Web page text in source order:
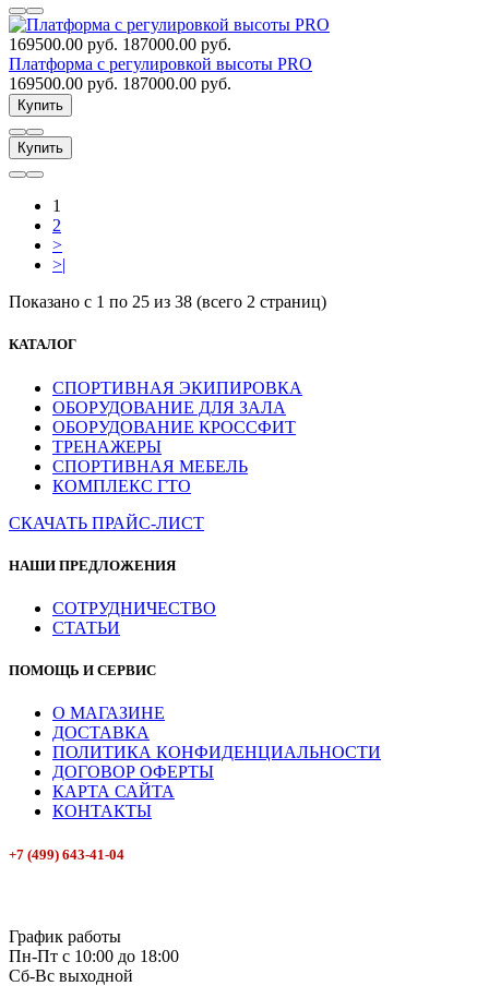
169500.00 руб. 187000.00 руб.
Платформа с регулировкой высоты PRO
169500.00 руб. 187000.00 руб.
Купить
Купить
1
2
>
>|
Показано с 1 по 25 из 38 (всего 2 страниц)
КАТАЛОГ
СПОРТИВНАЯ ЭКИПИРОВКА
ОБОРУДОВАНИЕ ДЛЯ ЗАЛА
ОБОРУДОВАНИЕ КРОССФИТ
ТРЕНАЖЕРЫ
СПОРТИВНАЯ МЕБЕЛЬ
КОМПЛЕКС ГТО
СКАЧАТЬ ПРАЙС-ЛИСТ
НАШИ ПРЕДЛОЖЕНИЯ
СОТРУДНИЧЕСТВО
СТАТЬИ
ПОМОЩЬ И СЕРВИС
О МАГАЗИНЕ
ДОСТАВКА
ПОЛИТИКА КОНФИДЕНЦИАЛЬНОСТИ
ДОГОВОР ОФЕРТЫ
КАРТА САЙТА
КОНТАКТЫ
+7 (499) 643-41-04
График работы
Пн-Пт с 10:00 до 18:00
Сб-Вс выходной